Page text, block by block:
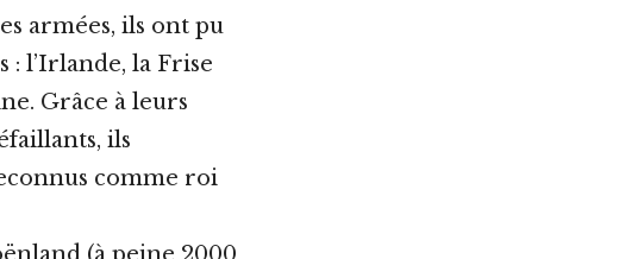
armées, ils ont pu
l’Irlande, la Frise
Grâce à leurs
ils
comme roi